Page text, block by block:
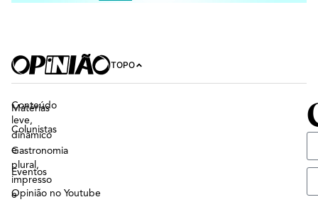
TOPO
Conteúdo
leve,
dinâmico
e
plural,
impresso
e
Matérias
Colunistas
Gastronomia
Eventos
Opinião no Youtube